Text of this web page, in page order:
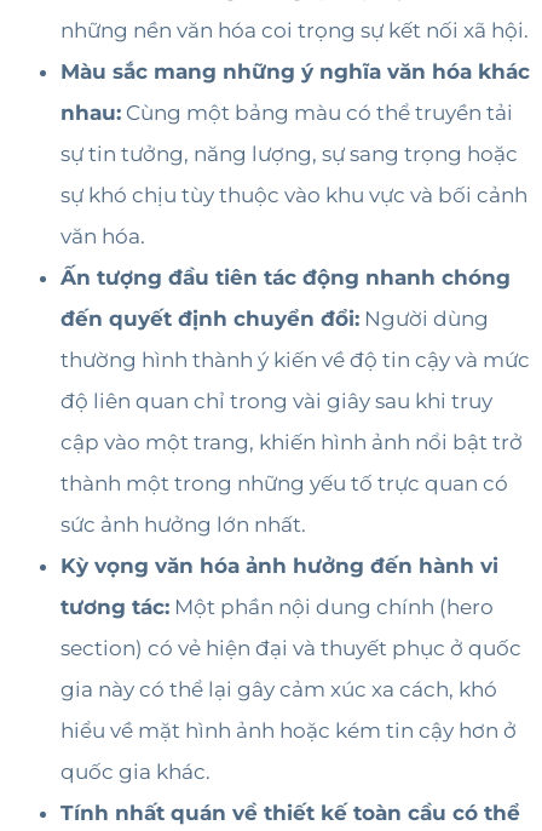
những nền văn hóa coi trọng sự kết nối xã hội.
Màu sắc mang những ý nghĩa văn hóa khác
nhau: Cùng một bảng màu có thể truyền tải
sự tin tưởng, năng lượng, sự sang trọng hoặc
sự khó chịu tùy thuộc vào khu vực và bối cảnh
văn hóa.
Ấn tượng đầu tiên tác động nhanh chóng
đến quyết định chuyển đổi: Người dùng
thường hình thành ý kiến ​​về độ tin cậy và mức
độ liên quan chỉ trong vài giây sau khi truy
cập vào một trang, khiến hình ảnh nổi bật trở
thành một trong những yếu tố trực quan có
sức ảnh hưởng lớn nhất.
Kỳ vọng văn hóa ảnh hưởng đến hành vi
tương tác: Một phần nội dung chính (hero
section) có vẻ hiện đại và thuyết phục ở quốc
gia này có thể lại gây cảm xúc xa cách, khó
hiểu về mặt hình ảnh hoặc kém tin cậy hơn ở
quốc gia khác.
Tính nhất quán về thiết kế toàn cầu có thể